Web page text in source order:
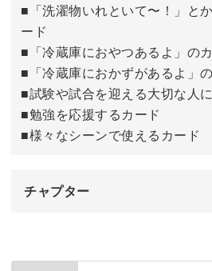
完成♪
■「洗濯物いれといて〜！」と
ード
■「冷蔵庫におやつあるよ」の
■「冷蔵庫におかずがあるよ」
■試験や試合を迎える大切な人
■勉強を応援するカード
■様々なシーンで使えるカード
チャプター
はじめに